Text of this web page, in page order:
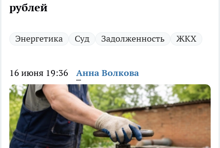
рублей
Энергетика Суд Задолженность ЖКХ
16 июня 19:36 Анна Волкова